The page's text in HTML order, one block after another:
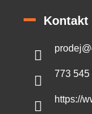
Kontakt
prodej@
773 545
https://